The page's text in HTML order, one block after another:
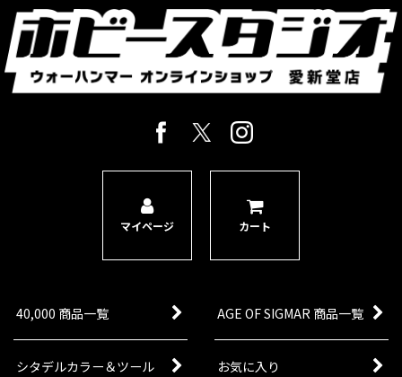
チック製シタデルミニチュア10体。アーミーの基
幹となるユニットが新モデルとなって登場。オプ
ションパーツ収録…
マイページ カート
40,000 商品一覧 AGE OF SIGMAR 商品一覧
シタデルカラー＆ツール お気に入り